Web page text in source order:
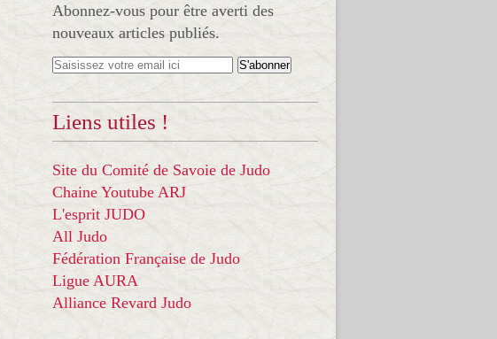
Abonnez-vous pour être averti des
nouveaux articles publiés.
Liens utiles !
Site du Comité de Savoie de Judo
Chaine Youtube ARJ
L'esprit JUDO
All Judo
Fédération Française de Judo
Ligue AURA
Alliance Revard Judo